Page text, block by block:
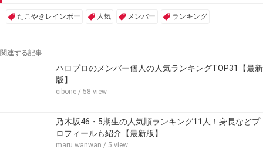
たこやきレインボー 人気 メンバー ランキング
関連する記事
ハロプロのメンバー個人の人気ランキングTOP31【最新
版】
cibone / 58 view
乃木坂46・5期生の人気順ランキング11人！身長などプ
ロフィールも紹介【最新版】
maru.wanwan / 5 view